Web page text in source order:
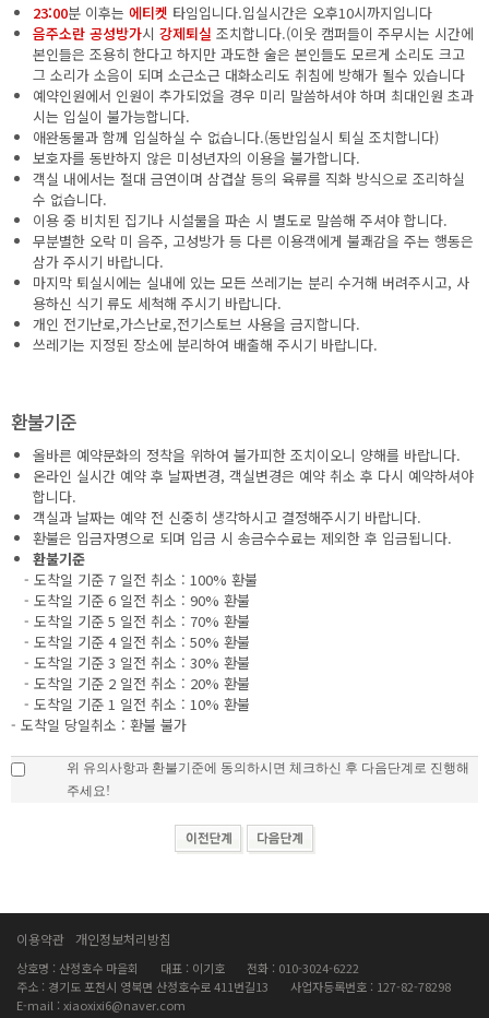
23:00분 이후는 에티켓 타임입니다.입실시간은 오후10시까지입니다
음주소란 공성방가시 강제퇴실 조치합니다.(이웃 캠퍼들이 주무시는 시간에
본인들은 조용히 한다고 하지만 과도한 술은 본인들도 모르게 소리도 크고
그 소리가 소음이 되며 소근소근 대화소리도 취침에 방해가 될수 있습니다
예약인원에서 인원이 추가되었을 경우 미리 말씀하셔야 하며 최대인원 초과
시는 입실이 불가능합니다.
애완동물과 함께 입실하실 수 없습니다.(동반입실시 퇴실 조치합니다)
보호자를 동반하지 않은 미성년자의 이용을 불가합니다.
객실 내에서는 절대 금연이며 삼겹살 등의 육류를 직화 방식으로 조리하실
수 없습니다.
이용 중 비치된 집기나 시설물을 파손 시 별도로 말씀해 주셔야 합니다.
무분별한 오락 미 음주, 고성방가 등 다른 이용객에게 불쾌감을 주는 행동은
삼가 주시기 바랍니다.
마지막 퇴실시에는 실내에 있는 모든 쓰레기는 분리 수거해 버려주시고, 사
용하신 식기 류도 세척해 주시기 바랍니다.
개인 전기난로,가스난로,전기스토브 사용을 금지합니다.
쓰레기는 지정된 장소에 분리하여 배출해 주시기 바랍니다.
환불기준
올바른 예약문화의 정착을 위하여 불가피한 조치이오니 양해를 바랍니다.
온라인 실시간 예약 후 날짜변경, 객실변경은 예약 취소 후 다시 예약하셔야
합니다.
객실과 날짜는 예약 전 신중히 생각하시고 결정해주시기 바랍니다.
환불은 입금자명으로 되며 입금 시 송금수수료는 제외한 후 입금됩니다.
환불기준
- 도착일 기준 7 일전 취소 : 100% 환불
- 도착일 기준 6 일전 취소 : 90% 환불
- 도착일 기준 5 일전 취소 : 70% 환불
- 도착일 기준 4 일전 취소 : 50% 환불
- 도착일 기준 3 일전 취소 : 30% 환불
- 도착일 기준 2 일전 취소 : 20% 환불
- 도착일 기준 1 일전 취소 : 10% 환불
- 도착일 당일취소 : 환불 불가
위 유의사항과 환불기준에 동의하시면 체크하신 후 다음단계로 진행해
주세요!
이용약관 개인정보처리방침
상호명 : 산정호수 마을회 대표 : 이기호
전화 : 010-3024-6222
주소 : 경기도 포천시 영북면 산정호수로 411번길13
사업자등록번호 : 127-82-78298
E-mail : xiaoxixi6@naver.com